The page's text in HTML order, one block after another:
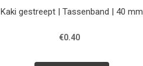
Kaki gestreept | Tassenband | 40 mm
€0.40